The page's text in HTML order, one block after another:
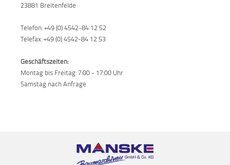
23881 Breitenfelde
Telefon: +49 (0) 4542-84 12 52
Telefax: +49 (0) 4542-84 12 53
Geschäftszeiten:
Montag bis Freitag: 7:00 - 17:00 Uhr
Samstag nach Anfrage